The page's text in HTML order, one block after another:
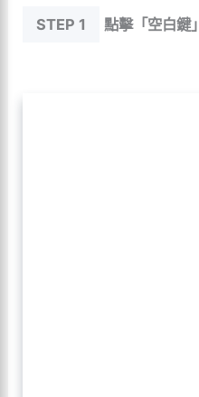
STEP 1 點擊「空白鍵